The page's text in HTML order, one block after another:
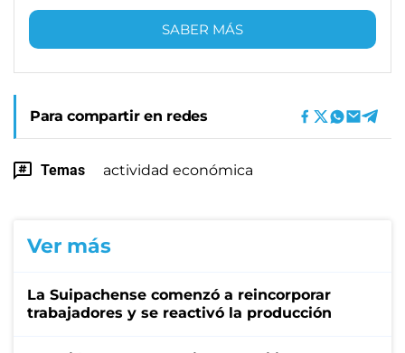
SABER MÁS
Para compartir en redes
Temas actividad económica
Ver más
La Suipachense comenzó a reincorporar
trabajadores y se reactivó la producción